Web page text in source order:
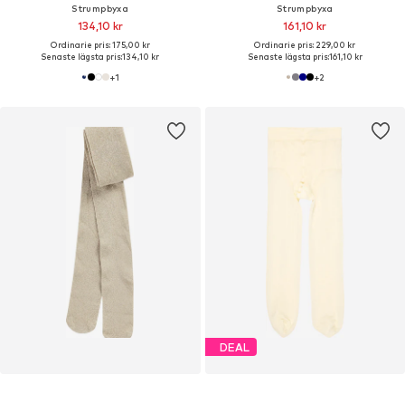
Strumpbyxa
134,10 kr
Ordinarie pris: 175,00 kr
Senaste lägsta pris:134,10 kr
+1
Strumpbyxa
161,10 kr
Ordinarie pris: 229,00 kr
Senaste lägsta pris:161,10 kr
+2
DEAL